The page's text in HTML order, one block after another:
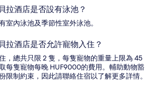
拉酒店是否設有泳池？
室內泳池及季節性室外泳池。
拉酒店是否允許寵物入住？
，總共只限 2 隻，每隻寵物的重量上限為 45
每隻寵物每晚 HUF9000的費用。輔助動物豁
限制約束，因此請聯絡住宿以了解更多詳情。